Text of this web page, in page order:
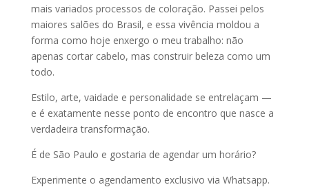
mais variados processos de coloração. Passei pelos
maiores salões do Brasil, e essa vivência moldou a
forma como hoje enxergo o meu trabalho: não
apenas cortar cabelo, mas construir beleza como um
todo.
Estilo, arte, vaidade e personalidade se entrelaçam —
e é exatamente nesse ponto de encontro que nasce a
verdadeira transformação.
É de São Paulo e gostaria de agendar um horário?
Experimente o agendamento exclusivo via Whatsapp.